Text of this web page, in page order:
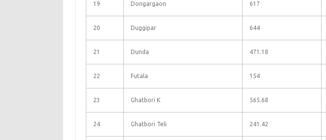
19 Dongargaon 617
20 Duggipar 644
21 Dunda 471.18
22 Futala 154
23 Ghatbori K 565.68
24 Ghatbori Teli 241.42